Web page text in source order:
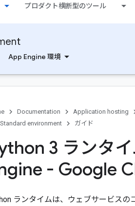
プロダクト横断型のツール
App Engine 環境
Documentation Application hosting
Standard environment
ガイド
3 ランタ
- Google
ランタイムは、ウェブサービスの